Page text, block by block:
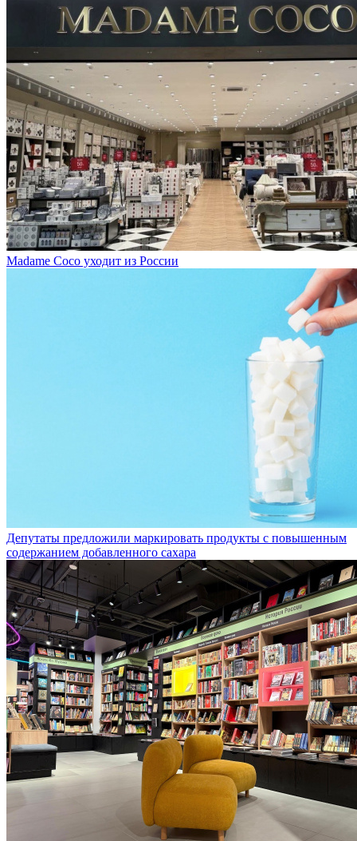
Madame Coco уходит из России
Депутаты предложили маркировать продукты с повышенным
содержанием добавленного сахара